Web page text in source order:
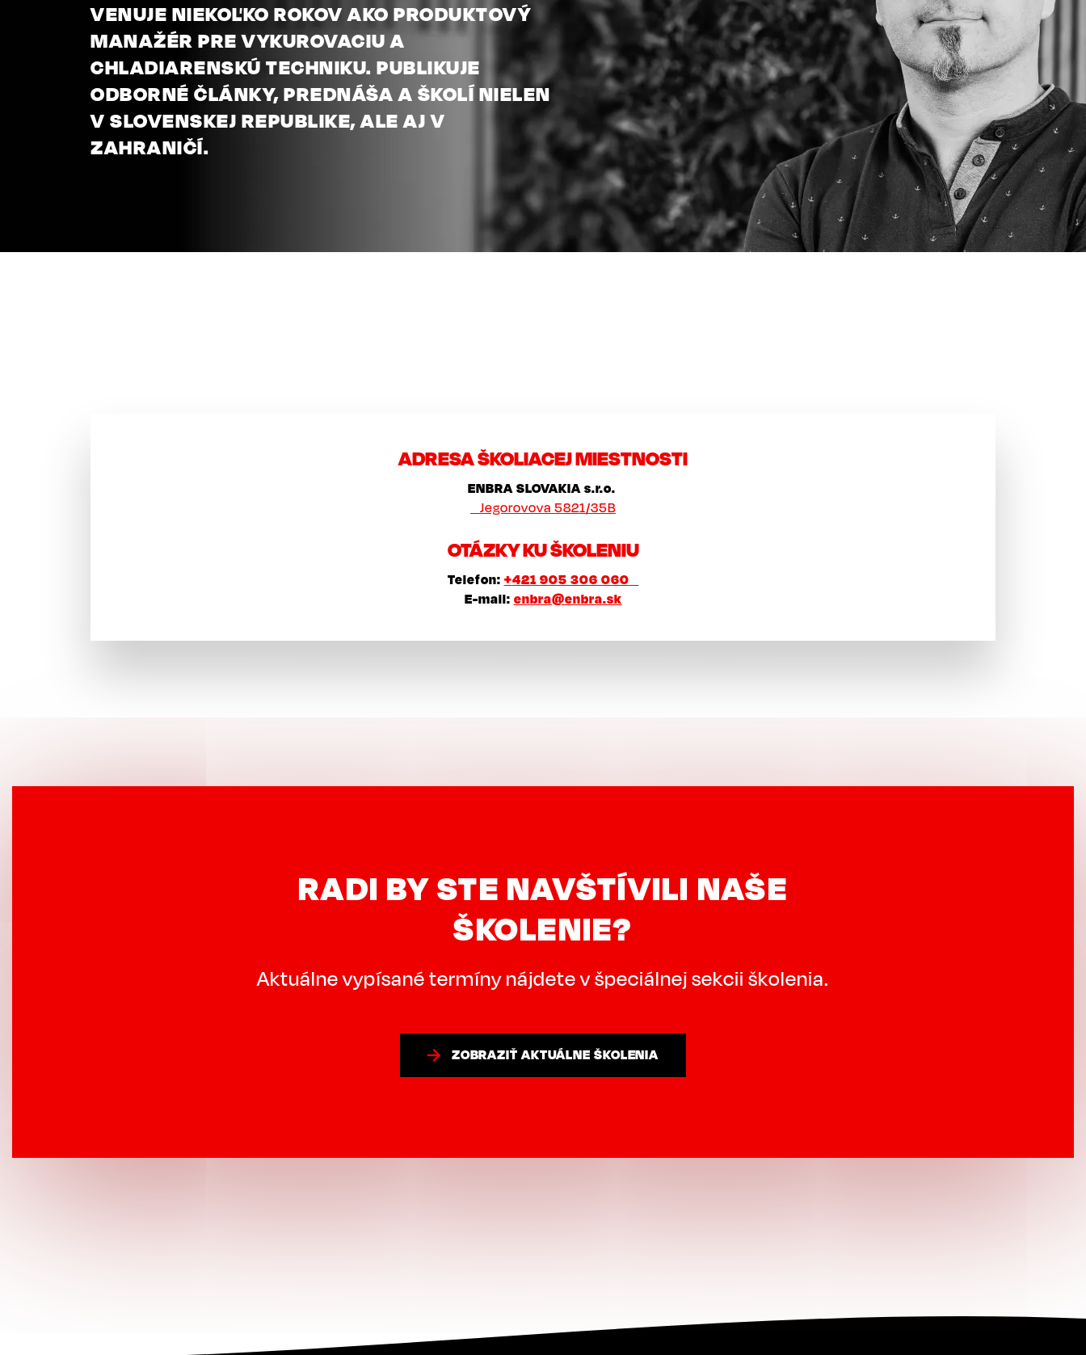
VENUJE NIEKOĽKO ROKOV AKO PRODUKTOVÝ
MANAŽÉR PRE VYKUROVACIU A
CHLADIARENSKÚ TECHNIKU. PUBLIKUJE
ODBORNÉ ČLÁNKY, PREDNÁŠA A ŠKOLÍ NIELEN
V SLOVENSKEJ REPUBLIKE, ALE AJ V
ZAHRANIČÍ.
ADRESA ŠKOLIACEJ MIESTNOSTI
ENBRA SLOVAKIA s.r.o.
Jegorovova 5821/35B
OTÁZKY KU ŠKOLENIU
Telefon: +421 905 306 060
E-mail: enbra@enbra.sk
RADI BY STE NAVŠTÍVILI NAŠE
ŠKOLENIE?
Aktuálne vypísané termíny nájdete v špeciálnej sekcii školenia.
ZOBRAZIŤ AKTUÁLNE ŠKOLENIA